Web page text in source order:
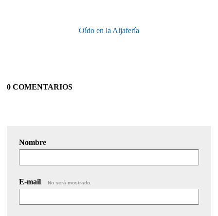
Oído en la Aljafería
0 COMENTARIOS
Nombre
E-mail No será mostrado.